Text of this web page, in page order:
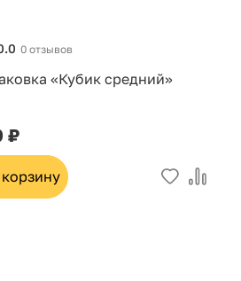
0 отзывов
«Кубик средний»
₽